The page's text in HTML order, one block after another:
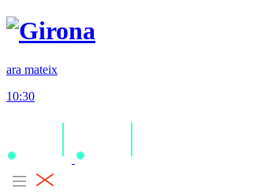
ara mateix
10:30